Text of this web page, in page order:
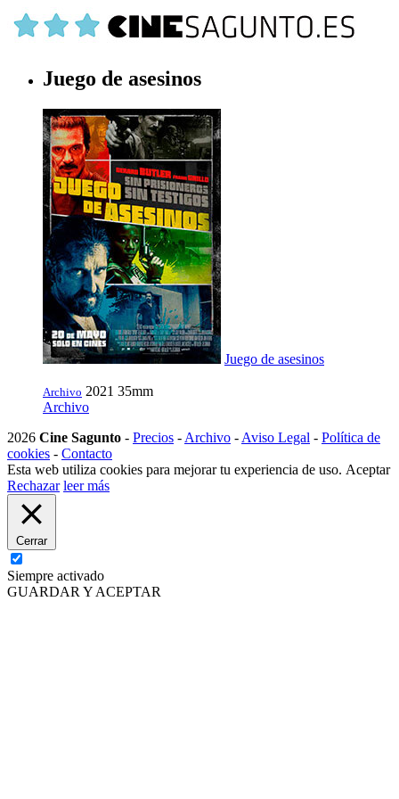
Juego de asesinos
Juego de asesinos
Archivo 2021 35mm
Archivo
2026 Cine Sagunto - Precios - Archivo - Aviso Legal - Política de
cookies - Contacto
Esta web utiliza cookies para mejorar tu experiencia de uso. Aceptar
Rechazar leer más
Cerrar
Siempre activado
GUARDAR Y ACEPTAR